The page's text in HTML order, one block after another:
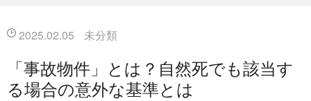
2025.02.05 未分類
「事故物件」とは？自然死でも該当す
る場合の意外な基準とは